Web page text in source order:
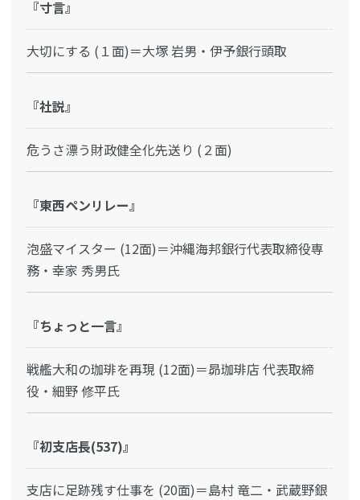
『寸言』
大切にする (１面)＝大塚 岩男・伊予銀行頭取
『社説』
危うさ漂う財政健全化先送り (２面)
『東西ペンリレー』
泡盛マイスター (12面)＝沖縄海邦銀行代表取締役専
務・幸家 秀男氏
『ちょっと一言』
戦艦大和の珈琲を再現 (12面)＝昴珈琲店 代表取締
役・細野 修平氏
『初支店長(537)』
支店に足跡残す仕事を (20面)＝島村 竜二・武蔵野銀